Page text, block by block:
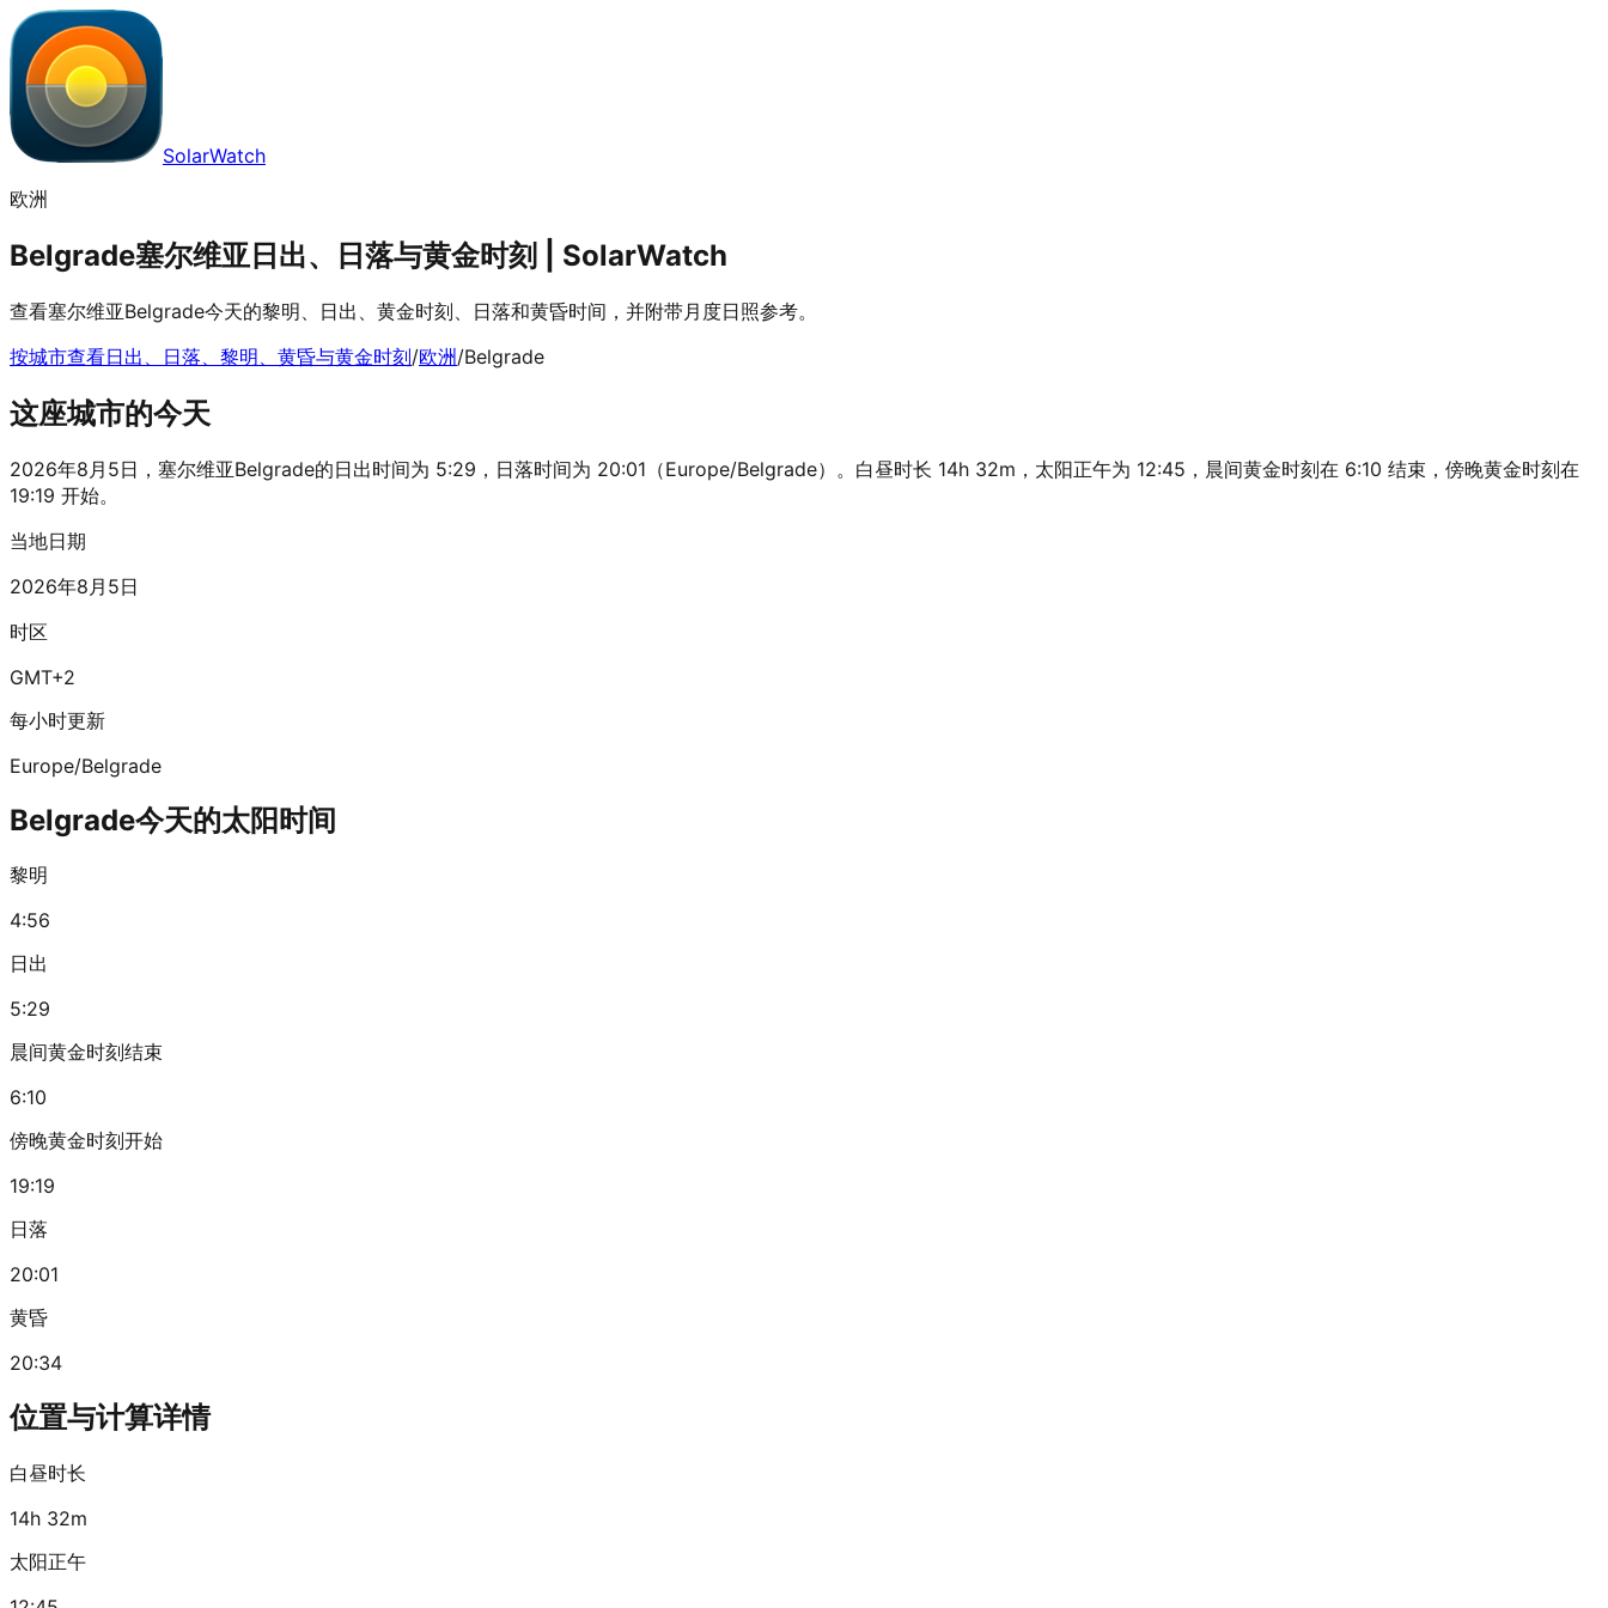
SolarWatch
欧洲
Belgrade塞尔维亚日出、日落与黄金时刻 | SolarWatch
查看塞尔维亚Belgrade今天的黎明、日出、黄金时刻、日落和黄昏时间，并附带月度日照参考。
按城市查看日出、日落、黎明、黄昏与黄金时刻/欧洲/Belgrade
这座城市的今天
2026年8月5日，塞尔维亚Belgrade的日出时间为 5:29，日落时间为 20:01（Europe/Belgrade）。白昼时长 14h 32m，太阳正午为 12:45，晨间黄金时刻在 6:10 结束，傍晚黄金时刻在
19:19 开始。
当地日期
2026年8月5日
时区
GMT+2
每小时更新
Europe/Belgrade
Belgrade今天的太阳时间
黎明
4:56
日出
5:29
晨间黄金时刻结束
6:10
傍晚黄金时刻开始
19:19
日落
20:01
黄昏
20:34
位置与计算详情
白昼时长
14h 32m
太阳正午